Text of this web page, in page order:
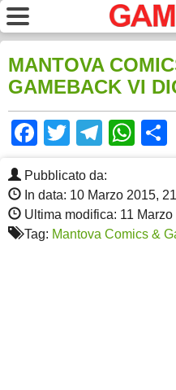
MANTOVA
GAMEBACK VI
Facebook
Twitter
Pubblicato da:
In data: 10 Marzo 2015,
Ultima modifica: 11
Tag: Mantova Comics &